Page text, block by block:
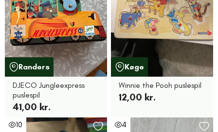
Randers
DJECO Jungleexpress
puslespil
41,00 kr.
Køge
Winnie the Pooh puslespil
12,00 kr.
10 4